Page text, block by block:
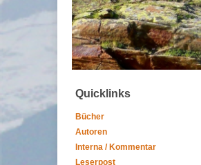
Quicklinks
Bücher
Autoren
Interna / Kommentar
Leserpost